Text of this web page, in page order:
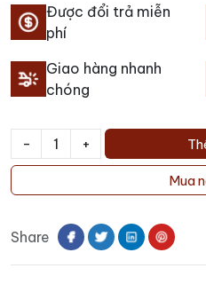
Được đổi trả miễn
phí
Giao hàng nhanh
chóng
-
Rượu
Don
Lacrado
+
Mua
Share